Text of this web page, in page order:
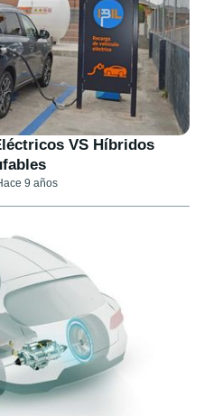
VS Híbridos
9 años